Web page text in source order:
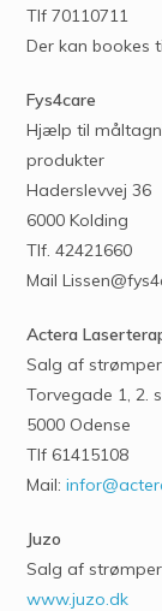
Tlf 70110711
Der kan bookes
Fys4care
Hjælp til
produkter
Haderslevvej 36
6000 Kolding
Tlf. 42421660
Mail
Actera
Salg af
Torvegade 1, 2.
5000 Odense
Tlf 61415108
Mail:
Juzo
Salg af
www.juzo.dk